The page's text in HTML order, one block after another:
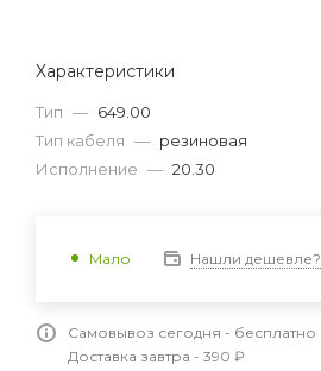
Характеристики
Тип — 649.00
Тип кабеля — резиновая
Исполнение — 20.30
Мало Нашли дешевле?
Самовывоз сегодня - бесплатно
Доставка завтра - 390 ₽